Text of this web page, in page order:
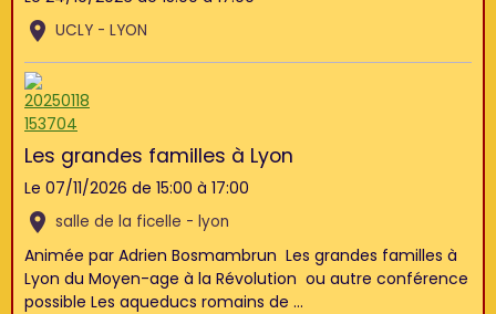
UCLY - LYON
Les grandes familles à Lyon
Le 07/11/2026 de 15:00 à 17:00
salle de la ficelle - lyon
Animée par Adrien Bosmambrun Les grandes familles à
Lyon du Moyen-age à la Révolution ou autre conférence
possible Les aqueducs romains de ...